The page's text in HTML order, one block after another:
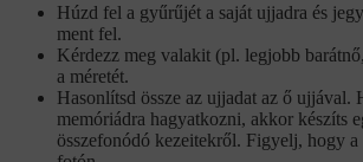
Húzd fel a gyűrűjét a saját ujjadra és
ment fel.
Kérdezz meg valakit (pl. legjobb
a méretét.
Hasonlítsd össze az ujjadat az ő ujjával.
memóriádra hagyatkozni, akkor készíts
összefonódó kezeitekről. Figyelj, hogy a